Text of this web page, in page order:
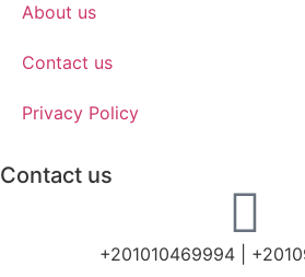
About us
Contact us
Privacy Policy
Contact us
+201010469994 |